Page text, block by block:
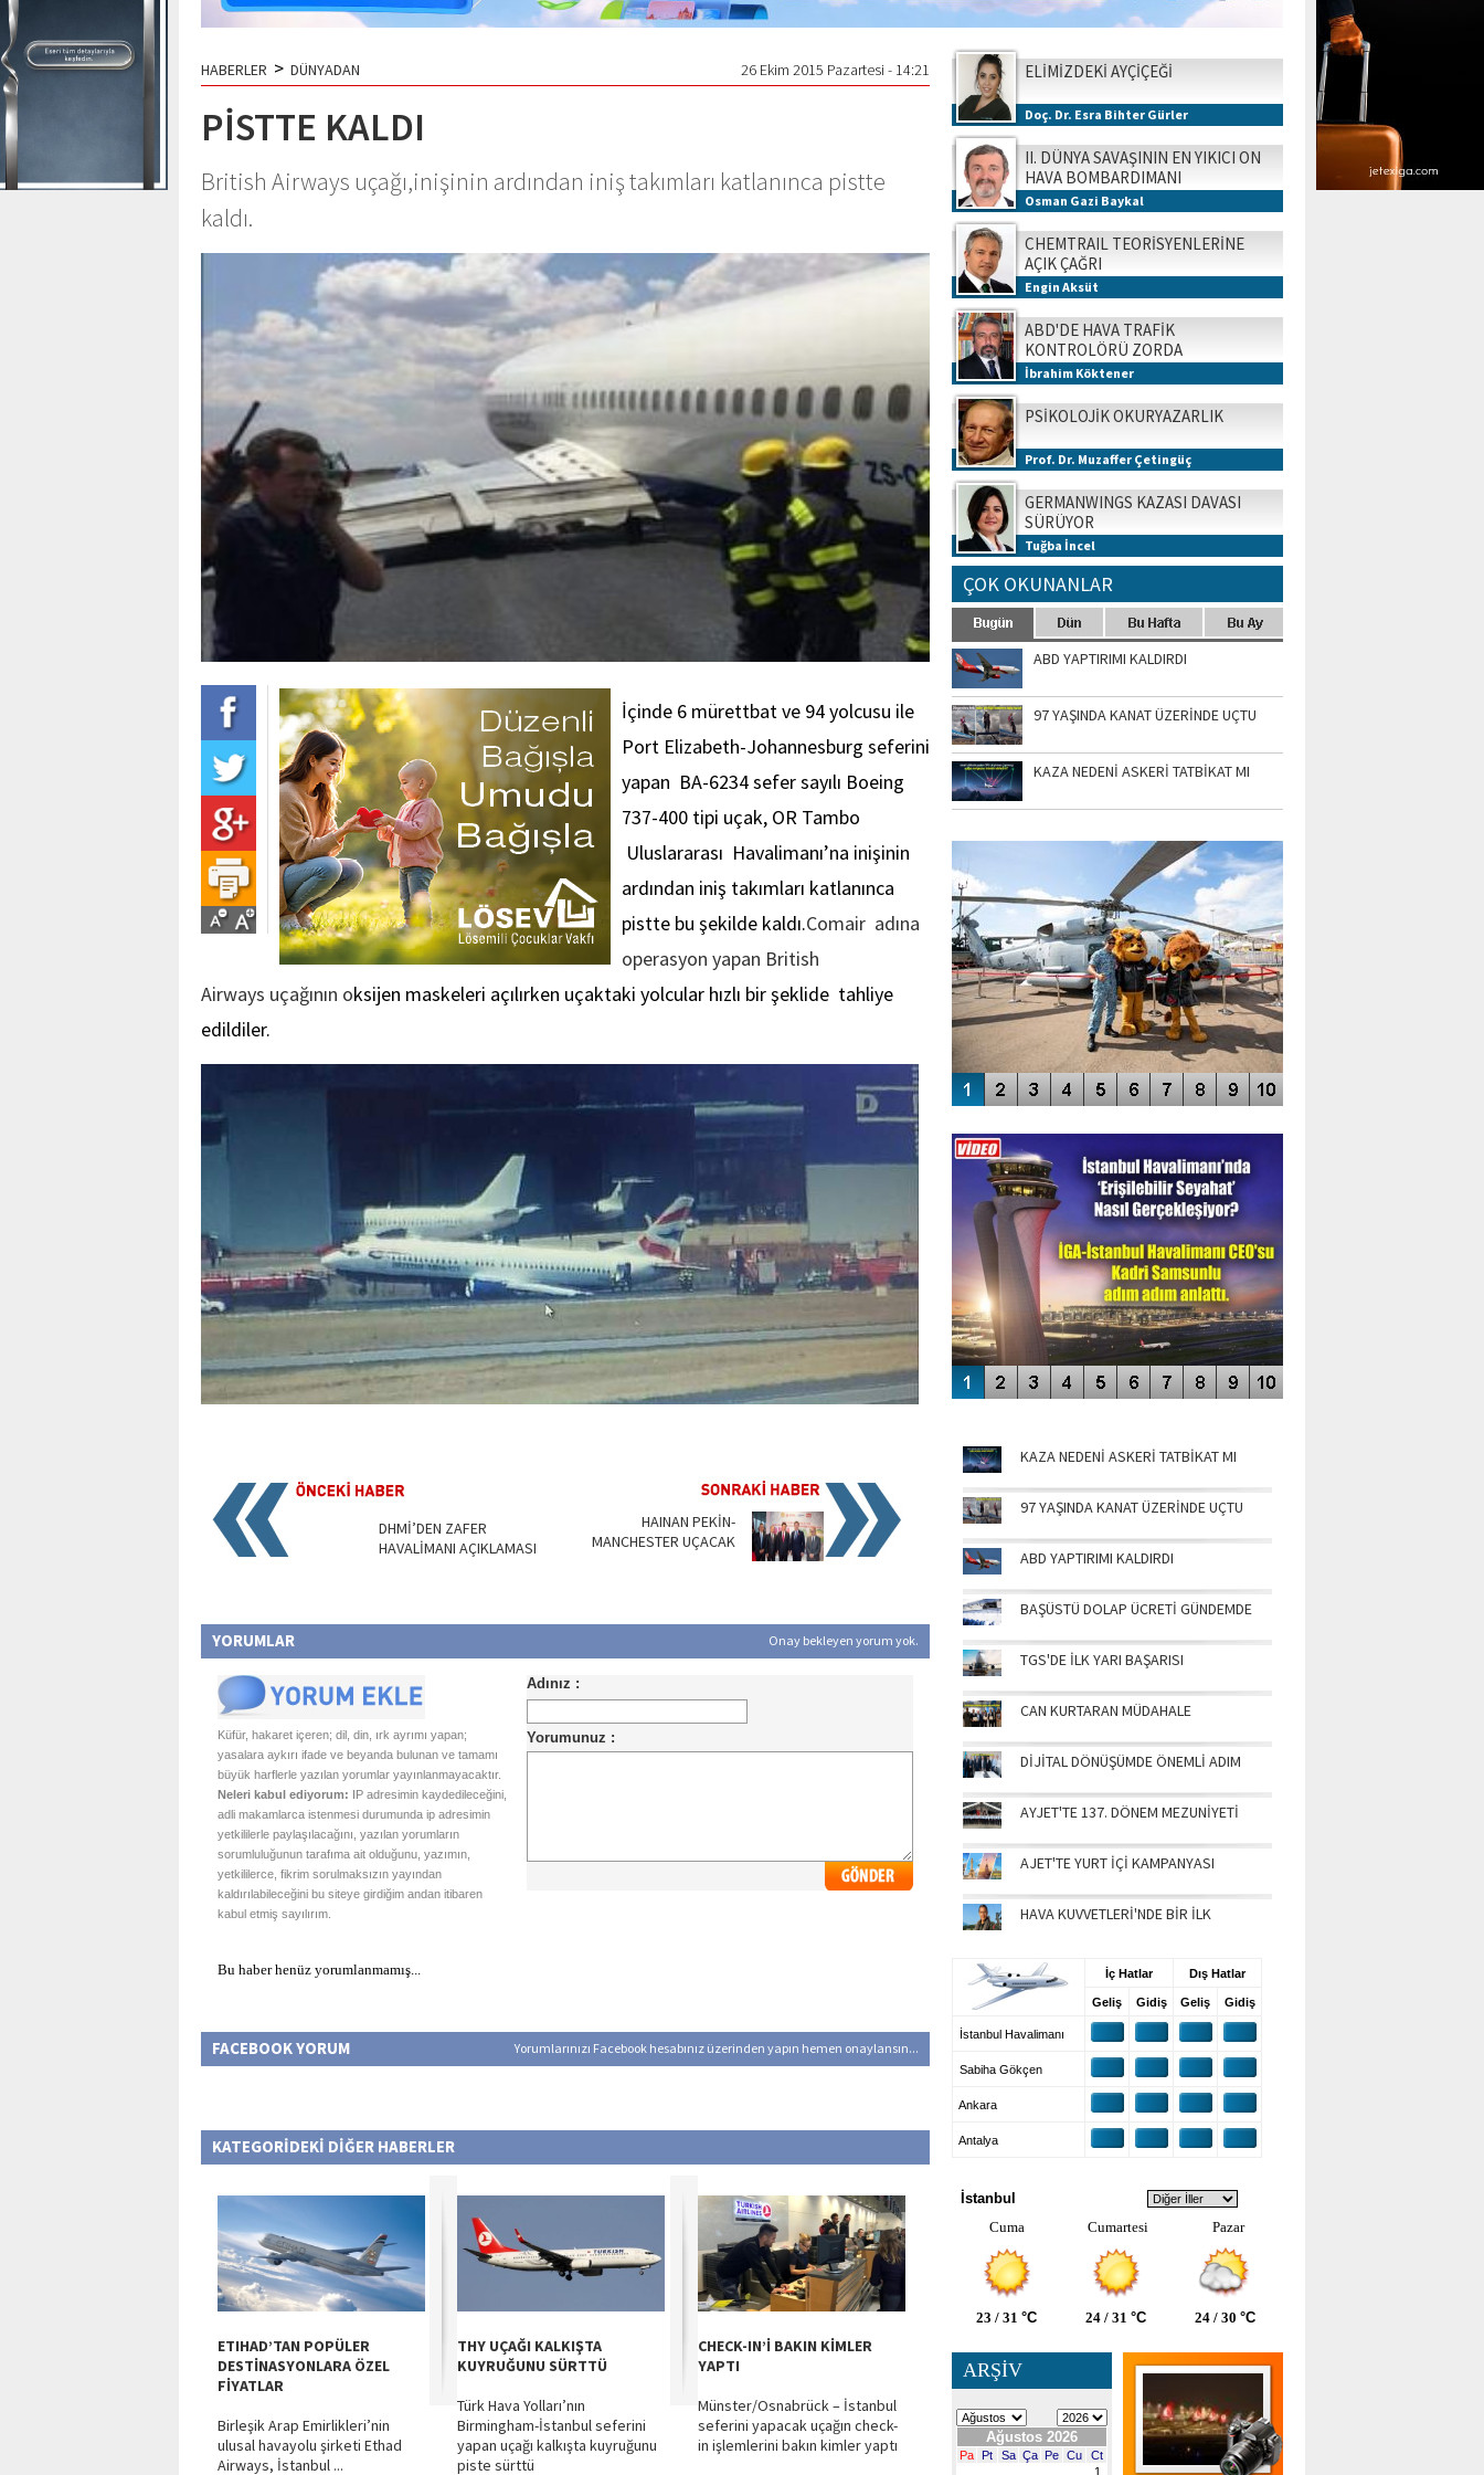
HABERLER > DÜNYADAN 26 Ekim 2015 Pazartesi - 14:21
PİSTTE KALDI
British Airways uçağı,inişinin ardından iniş takımları katlanınca pistte
kaldı.
İçinde 6 mürettbat ve 94 yolcusu ile
Port Elizabeth-Johannesburg seferini
yapan BA-6234 sefer sayılı Boeing
737-400 tipi uçak, OR Tambo
Uluslararası Havalimanı’na inişinin
ardından iniş takımları katlanınca
pistte bu şekilde kaldı.Comair adına
operasyon yapan British
Airways uçağının oksijen maskeleri açılırken uçaktaki yolcular hızlı bir şeklide tahliye
edildiler.
DHMİ’DEN ZAFER
HAVALİMANI AÇIKLAMASI
HAINAN PEKİN-
MANCHESTER UÇACAK
YORUMLAR Onay bekleyen yorum yok.
Küfür, hakaret içeren; dil, din, ırk ayrımı yapan;
yasalara aykırı ifade ve beyanda bulunan ve tamamı
büyük harflerle yazılan yorumlar yayınlanmayacaktır.
Neleri kabul ediyorum: IP adresimin kaydedileceğini,
adli makamlarca istenmesi durumunda ip adresimin
yetkililerle paylaşılacağını, yazılan yorumların
sorumluluğunun tarafıma ait olduğunu, yazımın,
yetkililerce, fikrim sorulmaksızın yayından
kaldırılabileceğini bu siteye girdiğim andan itibaren
kabul etmiş sayılırım.
Bu haber henüz yorumlanmamış...
FACEBOOK YORUM Yorumlarınızı Facebook hesabınız üzerinden yapın hemen onaylansın...
KATEGORİDEKİ DİĞER HABERLER
ETIHAD’TAN POPÜLER
DESTİNASYONLARA ÖZEL
FİYATLAR
Birleşik Arap Emirlikleri’nin
ulusal havayolu şirketi Ethad
Airways, İstanbul ...
THY UÇAĞI KALKIŞTA
KUYRUĞUNU SÜRTTÜ
Türk Hava Yolları’nın
Birmingham-İstanbul seferini
yapan uçağı kalkışta kuyruğunu
piste sürttü
CHECK-IN’İ BAKIN KİMLER
YAPTI
Münster/Osnabrück – İstanbul
seferini yapacak uçağın check-
in işlemlerini bakın kimler yaptı
ELİMİZDEKİ AYÇİÇEĞİ
Doç. Dr. Esra Bihter Gürler
II. DÜNYA SAVAŞININ EN YIKICI ON
HAVA BOMBARDIMANI
Osman Gazi Baykal
CHEMTRAIL TEORİSYENLERİNE
AÇIK ÇAĞRI
Engin Aksüt
ABD'DE HAVA TRAFİK
KONTROLÖRÜ ZORDA
İbrahim Köktener
PSİKOLOJİK OKURYAZARLIK
Prof. Dr. Muzaffer Çetingüç
GERMANWINGS KAZASI DAVASI
SÜRÜYOR
Tuğba İncel
ÇOK OKUNANLAR
ABD YAPTIRIMI KALDIRDI
97 YAŞINDA KANAT ÜZERİNDE UÇTU
KAZA NEDENİ ASKERİ TATBİKAT MI
SİNGAPUR AIRSHOW-2020
ENGELLERİN AŞILDIĞI HAVALİMANI
KAZA NEDENİ ASKERİ TATBİKAT MI
97 YAŞINDA KANAT ÜZERİNDE UÇTU
ABD YAPTIRIMI KALDIRDI
BAŞÜSTÜ DOLAP ÜCRETİ GÜNDEMDE
TGS'DE İLK YARI BAŞARISI
CAN KURTARAN MÜDAHALE
DİJİTAL DÖNÜŞÜMDE ÖNEMLİ ADIM
AYJET'TE 137. DÖNEM MEZUNİYETİ
AJET'TE YURT İÇİ KAMPANYASI
HAVA KUVVETLERİ'NDE BİR İLK
İç Hatlar Dış Hatlar
Geliş Gidiş Geliş Gidiş
İstanbul Havalimanı
Sabiha Gökçen
Ankara
Antalya
İstanbul
Cuma
Cumartesi Pazar
23 / 31 °C 24 / 31 °C 24 / 30 °C
ARŞİV